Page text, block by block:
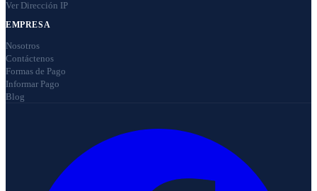
Ver Dirección IP
EMPRESA
Nosotros
Contáctenos
Formas de Pago
Informar Pago
Blog